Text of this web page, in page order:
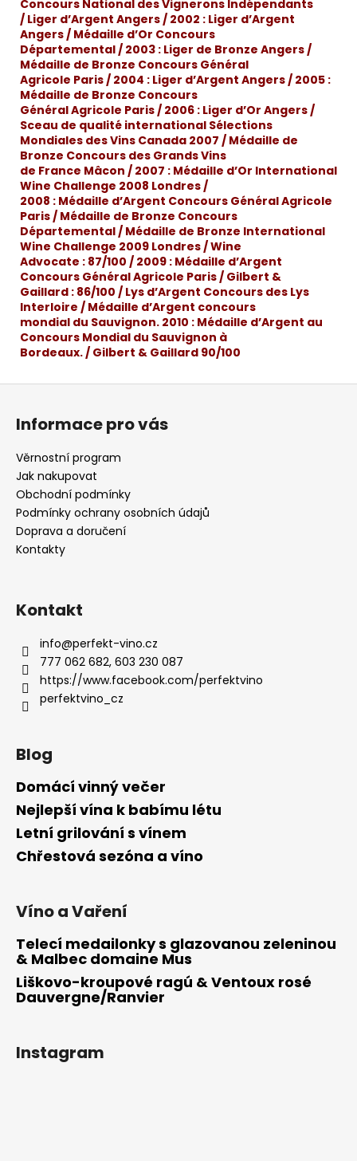
Concours National des Vignerons Indépendants
/ Liger d’Argent Angers / 2002 : Liger d’Argent
Angers / Médaille d’Or Concours
Départemental / 2003 : Liger de Bronze Angers /
Médaille de Bronze Concours Général
Agricole Paris / 2004 : Liger d’Argent Angers / 2005 :
Médaille de Bronze Concours
Général Agricole Paris / 2006 : Liger d’Or Angers /
Sceau de qualité international Sélections
Mondiales des Vins Canada 2007 / Médaille de
Bronze Concours des Grands Vins
de France Mâcon / 2007 : Médaille d’Or International
Wine Challenge 2008 Londres /
2008 : Médaille d’Argent Concours Général Agricole
Paris / Médaille de Bronze Concours
Départemental / Médaille de Bronze International
Wine Challenge 2009 Londres / Wine
Advocate : 87/100 / 2009 : Médaille d’Argent
Concours Général Agricole Paris / Gilbert &
Gaillard : 86/100 / Lys d’Argent Concours des Lys
Interloire / Médaille d’Argent concours
mondial du Sauvignon. 2010 : Médaille d’Argent au
Concours Mondial du Sauvignon à
Bordeaux. / Gilbert & Gaillard 90/100
Z
Informace pro vás
Věrnostní program
Jak nakupovat
Obchodní podmínky
Podmínky ochrany osobních údajů
Doprava a doručení
Kontakty
Kontakt
info@perfekt-vino.cz
777 062 682, 603 230 087
https://www.facebook.com/perfektvino
perfektvino_cz
Blog
Domácí vinný večer
Nejlepší vína k babímu létu
Letní grilování s vínem
Chřestová sezóna a víno
Víno a Vaření
Telecí medailonky s glazovanou zeleninou
& Malbec domaine Mus
Liškovo-kroupové ragú & Ventoux rosé
Dauvergne/Ranvier
Instagram